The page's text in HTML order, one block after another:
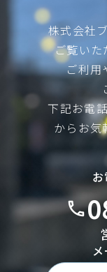
株式会社
ご覧いた
ご利用
下記お電
からお気